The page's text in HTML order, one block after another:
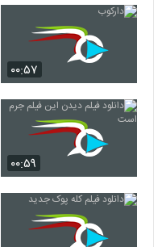
16
۳,۳۵۸ بازدید
۱,۱۷۱ بازدید
۰۰:۵۷
۰۰:۵۹